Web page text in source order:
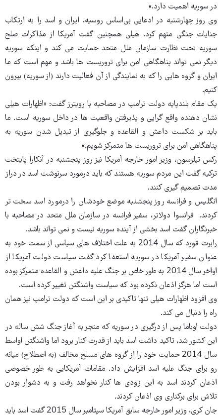
در سوریه اهمیت دارد.»
وی روز چهارشنبه در ادعایی بی‌اساس روسیه، ایران و اسد را به ارتکاب
جنایات جنگی متهم کرد. هیلی همچنین گفت آمریکا از مذاکرات صلح
سوریه تحت نظارت سازمان ملل متحد حمایت می کند و اینکه سوریه
دیگر نمی تواند پناهگاهی امن برای تروریست ها باشد و مهم است که ما
ایران و گروه هایی را که به نمایندگی از آن فعالیت دارند (از سوریه) بیرون
کنیم.
یک مقام بلندپایه دولت ترامپ در مصاحبه با رویترز گفت: «اظهارات هیلی
نشان دهنده واقع گرایی و پذیرفتن واقعیت ها در داخل سوریه است. ما
باید بر شکست داعش و القاعده و جلوگیری از تبدیل شدن سوریه به
پناهگاهی امن برای تروریست ها متمرکز شویم.»
رکس تیلرسون، وزیر امور خارجه آمریکا نیز روز پنجشنبه در آنکارا پایتخت
ترکیه گفت این مردم سوریه هستند که باید درمورد سرنوشت اسد در دراز
مدت تصمیم گیری کنند.
انگلیس و فرانسه روز پنجشنبه موضع خودشان را درمورد اسد سخت تر
کردند. فرانسوا دولاتر، سفیر فرانسه در سازمان ملل متحد در مصاحبه با
خبرنگاران گفت اسد بخشی از آینده سوریه نیست و نمی تواند باشد.
رابرت فورد که سال 2014 به علت اختلاف های سیاسی از سمت خود به
عنوان سفیر آمریکا در سوریه استعفا کرد گفت سیاست دولت آمریکا از
اواخر سال 2014 به طور خاص بر جنگ علیه داعش و القاعده متمرکز بوده
است اما هرگز اذعان نکرده بود که سیاست واشنگتن تغییر کرده است.
وی افزود اظهارات هیلی تنها تاکیدی بر این است که دولت ترامپ نیز همان
راه را دنبال می کند.
دولت اوباما پس از درگیری در سوریه که منجر به آغاز جنگ شش ساله در
این کشور شد، تاکید داشت اسد باید از قدرت کنار برود اما واشنگتن اواسط
سال 2014 حمایت خود را از گروه های مسلح مخالف (به اصطلاح) میانه
رو برای جنگ علیه اسد افزایش داد. مقامات آمریکایی به طور خصوصی
اذعان کردند اسد به این زودی ها کنار نخواهد رفت و به دشوار بودن
تلاش برای برکناری وی اذعان کردند.
جان کری، وزیر امور خارجه سابق آمریکا سپتامبر سال 2015 گفت اسد باید